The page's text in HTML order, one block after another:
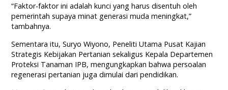
“Faktor-faktor ini adalah kunci yang harus disentuh oleh
pemerintah supaya minat generasi muda meningkat,”
tambahnya.
Sementara itu, Suryo Wiyono, Peneliti Utama Pusat Kajian
Strategis Kebijakan Pertanian sekaligus Kepala Departemen
Proteksi Tanaman IPB, mengungkapkan bahwa persoalan
regenerasi pertanian juga dimulai dari pendidikan.